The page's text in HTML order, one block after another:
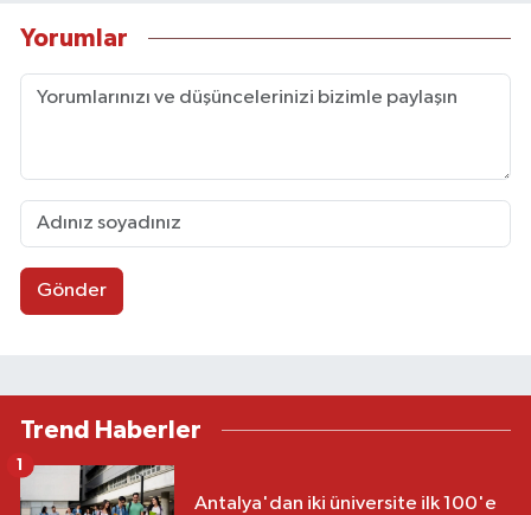
Yorumlar
Gönder
Trend Haberler
Antalya'dan iki üniversite ilk 100'e
1